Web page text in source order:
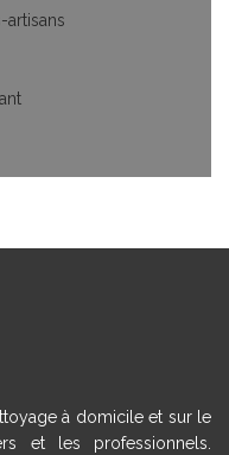
à domicile et sur le
et les professionnels.